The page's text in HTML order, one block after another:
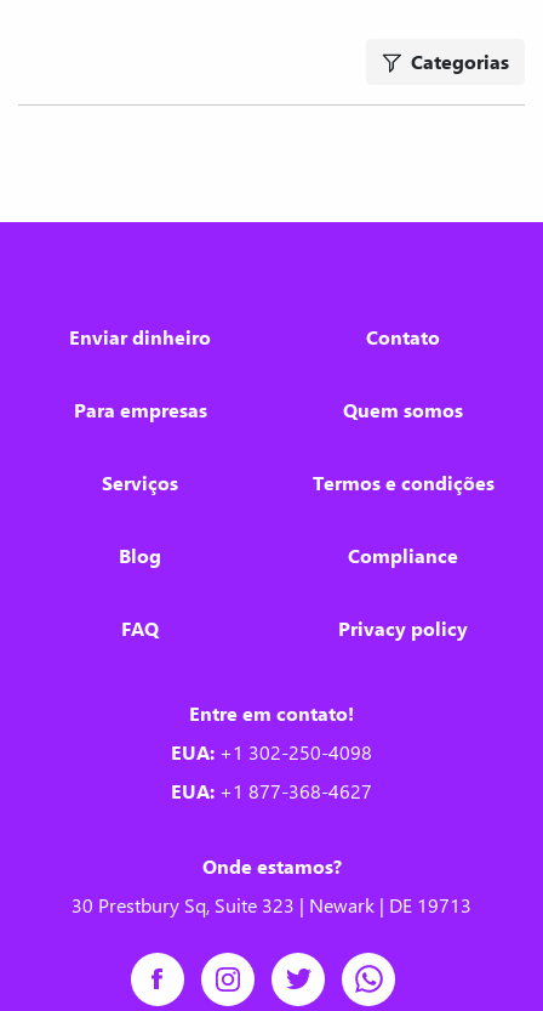
Categorias
Enviar dinheiro
Para empresas
Serviços
Blog
FAQ
Contato
Quem somos
Termos e condições
Compliance
Privacy policy
Entre em contato!
EUA: +1 302-250-4098
EUA: +1 877-368-4627
Onde estamos?
30 Prestbury Sq, Suite 323 | Newark | DE 19713